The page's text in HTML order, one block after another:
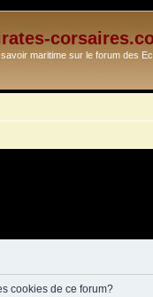
maritime sur le forum des
cookies de ce forum?